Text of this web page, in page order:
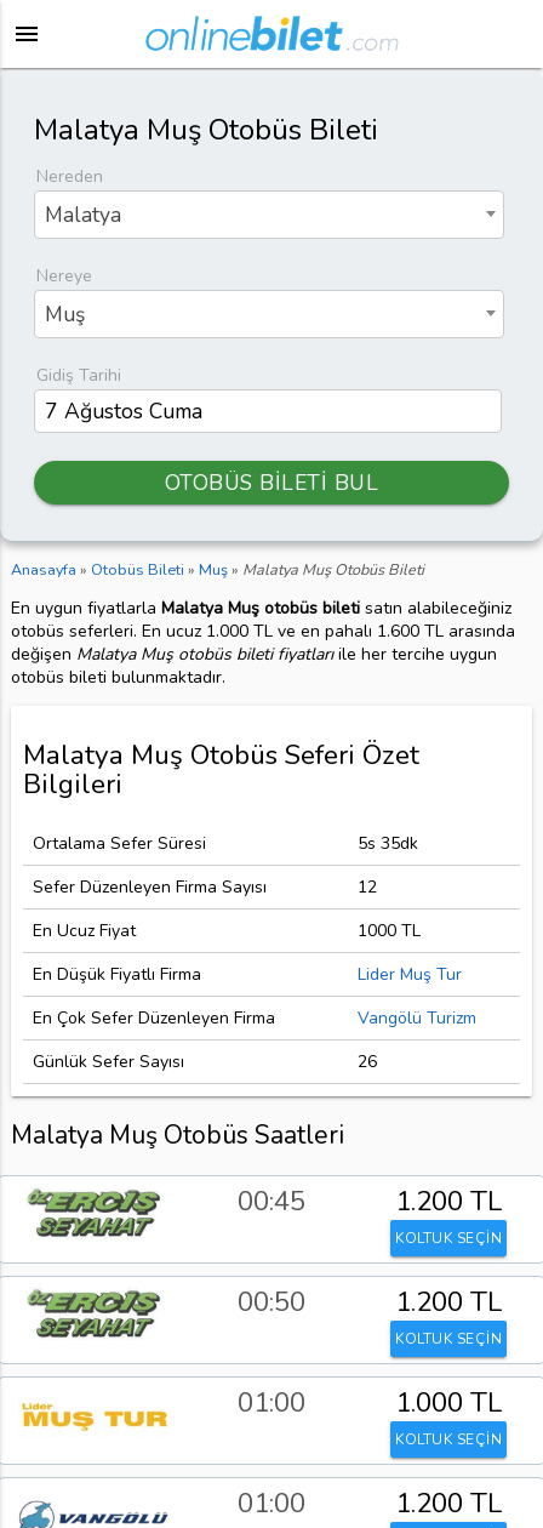
menu
Malatya Muş Otobüs Bileti
Nereden
Malatya
Nereye
Muş
Gidiş Tarihi
OTOBÜS BİLETİ BUL
Anasayfa » Otobüs Bileti » Muş» Malatya Muş Otobüs Bileti
En uygun fiyatlarla Malatya Muş otobüs biletisatın alabileceğiniz
otobüs seferleri. En ucuz 1.000 TL ve en pahalı 1.600 TL arasında
değişen Malatya Muş otobüs bileti fiyatlarıile her tercihe uygun
otobüs bileti bulunmaktadır.
Malatya Muş Otobüs Seferi Özet
Bilgileri
Ortalama Sefer Süresi
5s 35dk
Sefer Düzenleyen Firma Sayısı
12
En Ucuz Fiyat
1000 TL
En Düşük Fiyatlı Firma
Lider Muş Tur
En Çok Sefer Düzenleyen Firma
Vangölü Turizm
Günlük Sefer Sayısı
26
Malatya Muş Otobüs Saatleri
00:45 1.200 TL
KOLTUK SEÇİN
00:50 1.200 TL
KOLTUK SEÇİN
01:00 1.000 TL
KOLTUK SEÇİN
01:00 1.200 TL